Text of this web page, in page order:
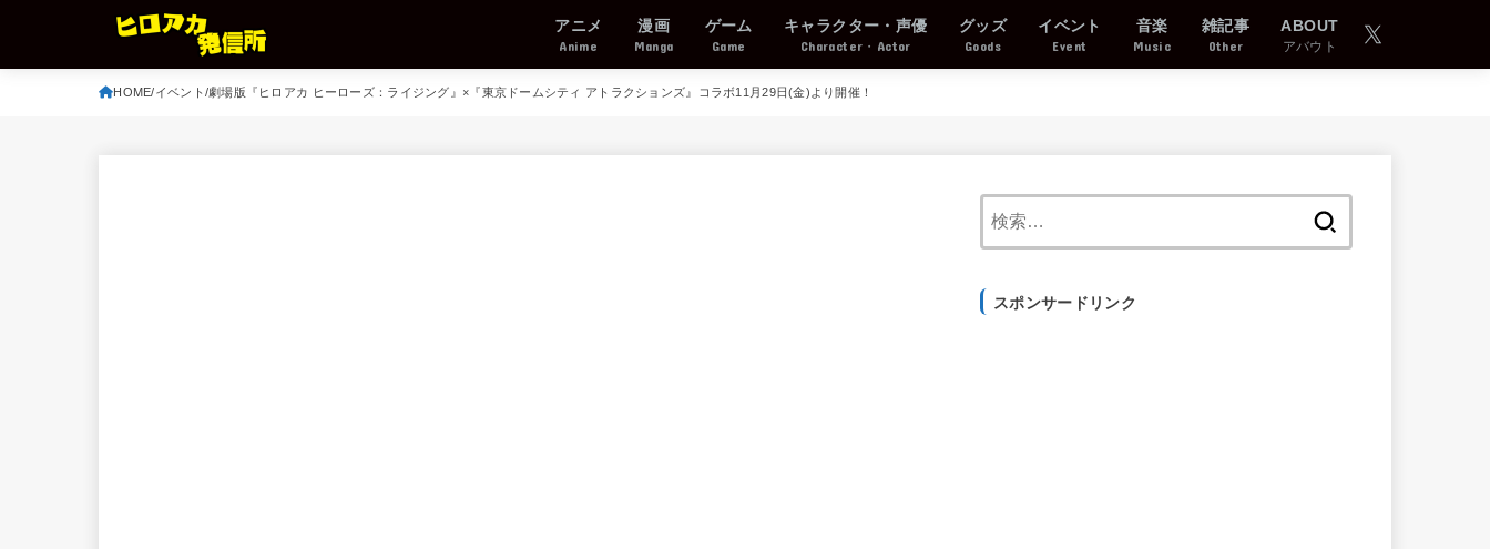
アニメ
Anime
漫画
Manga
ゲーム
Game
キャラクター・声優
Character・Actor
グッズ
Goods
イベント
Event
音楽
Music
雑記事
Other
ABOUT
アバウト
HOME イベント 劇場版『ヒロアカ ヒーローズ：ライジング』×『東京ドームシティ アトラクションズ』コラボ11月29日(金)より開催！
スポンサードリンク